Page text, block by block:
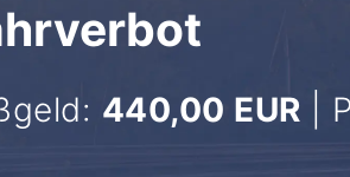
440,00 EUR |